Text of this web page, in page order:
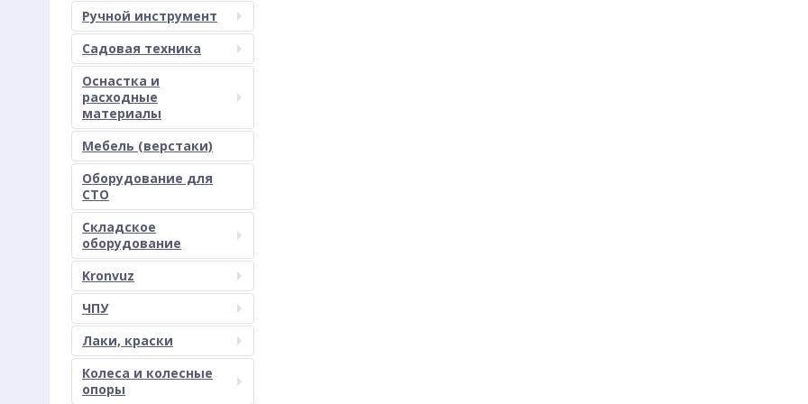
Ручной инструмент
Садовая техника
Оснастка и
расходные
материалы
Мебель (верстаки)
Оборудование для
СТО
Складское
оборудование
Kronvuz
ЧПУ
Лаки, краски
Колеса и колесные
опоры